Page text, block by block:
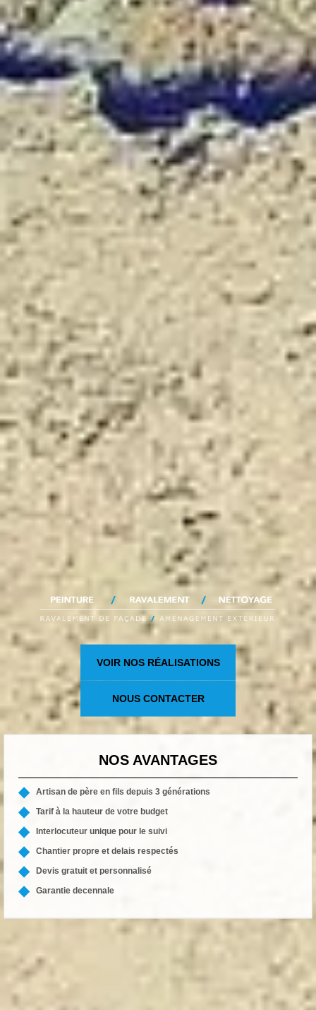
VOIR NOS RÉALISATIONS
NOUS CONTACTER
NOS AVANTAGES
Artisan de père en fils depuis 3 générations
Tarif à la hauteur de votre budget
Interlocuteur unique pour le suivi
Chantier propre et delais respectés
Devis gratuit et personnalisé
Garantie decennale